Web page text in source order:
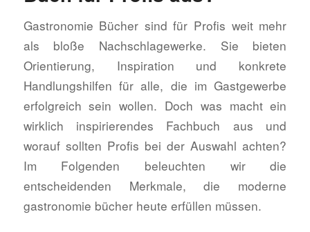
Gastronomie Bücher sind für Profis weit mehr
als bloße Nachschlagewerke. Sie bieten
Orientierung, Inspiration und konkrete
Handlungshilfen für alle, die im Gastgewerbe
erfolgreich sein wollen. Doch was macht ein
wirklich inspirierendes Fachbuch aus und
worauf sollten Profis bei der Auswahl achten?
Im Folgenden beleuchten wir die
entscheidenden Merkmale, die moderne
gastronomie bücher heute erfüllen müssen.